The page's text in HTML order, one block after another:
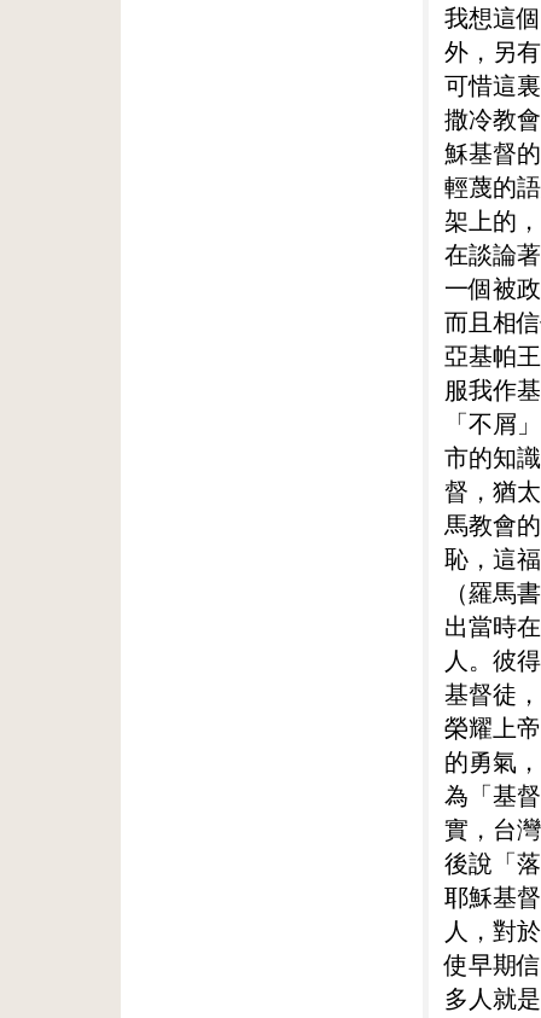
我想這
外，另
可惜這
撒冷教
穌基督
輕蔑的
架上的
在談論
一個被
而且相
亞基帕
服我作
「不屑
市的知
督，猶
馬教會
恥，這
（羅馬
出當時
人。彼
基督徒
榮耀上
的勇氣
為「基
實，台
後說「
耶穌基
人，對
使早期
多人就